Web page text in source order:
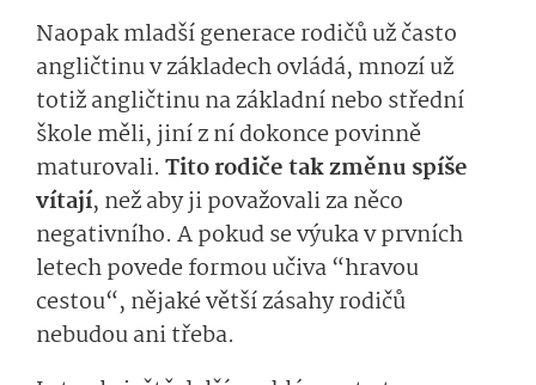
Naopak mladší generace rodičů už často
angličtinu v základech ovládá, mnozí už
totiž angličtinu na základní nebo střední
škole měli, jiní z ní dokonce povinně
maturovali. Tito rodiče tak změnu spíše
vítají, než aby ji považovali za něco
negativního. A pokud se výuka v prvních
letech povede formou učiva “hravou
cestou“, nějaké větší zásahy rodičů
nebudou ani třeba.